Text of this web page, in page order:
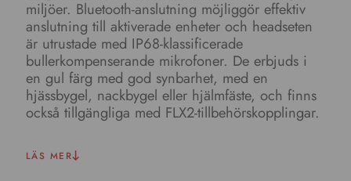
miljöer. Bluetooth-anslutning möjliggör effektiv
anslutning till aktiverade enheter och headseten
är utrustade med IP68-klassificerade
bullerkompenserande mikrofoner. De erbjuds i
en gul färg med god synbarhet, med en
hjässbygel, nackbygel eller hjälmfäste, och finns
också tillgängliga med FLX2-tillbehörskopplingar.
LÄS MER